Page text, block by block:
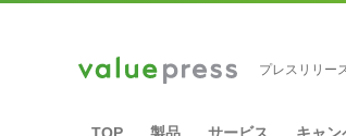
プレスリリー